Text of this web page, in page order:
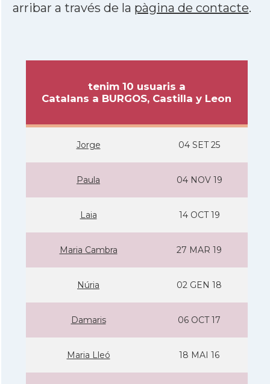
arribar a través de la pàgina de contacte.
tenim 10 usuaris a
Catalans a BURGOS, Castilla y Leon
Jorge 04 SET 25
Paula 04 NOV 19
Laia 14 OCT 19
Maria Cambra 27 MAR 19
Núria 02 GEN 18
Damaris 06 OCT 17
Maria Lleó 18 MAI 16